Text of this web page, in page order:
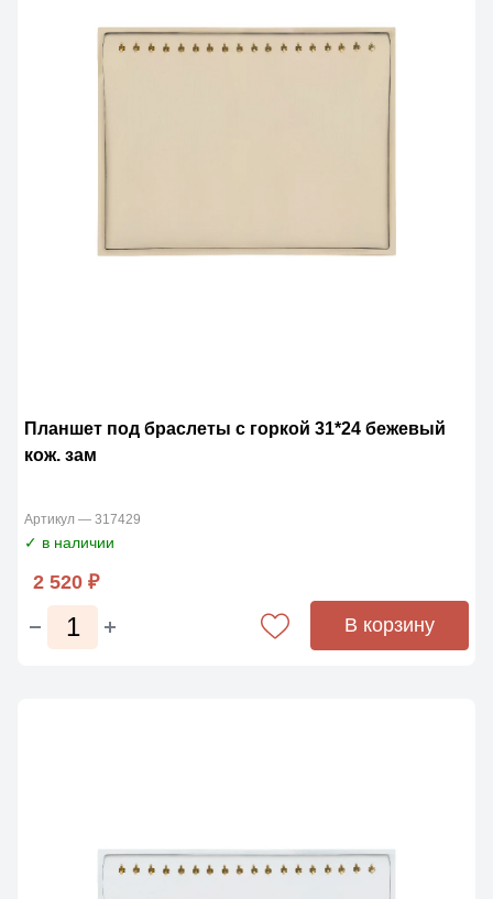
Планшет под браслеты с горкой 31*24 бежевый
кож. зам
Артикул — 317429
✓ в наличии
2 520 ₽
В корзину